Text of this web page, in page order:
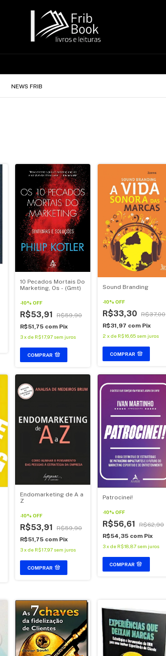
NEWS FRIB
10 Pecados Mortais Do
Marketing, Os - (Gmt)
-10% OFF
R$53,91
R$59,90
R$51,75 com Pix
3x de R$17,97 sem juros
COMPRAR
Sound Branding
-10% OFF
R$33,30
R$37,00
R$31,97 com Pix
2 x de R$16,65 sem juros
COMPRAR
Endomarketing de A a
Z
-10% OFF
R$53,91
R$59,90
R$51,75 com Pix
3x de R$17,97 sem juros
COMPRAR
Patrocinei!
-10% OFF
R$56,61
R$62,90
R$54,35 com Pix
3x de R$18,87 sem juros